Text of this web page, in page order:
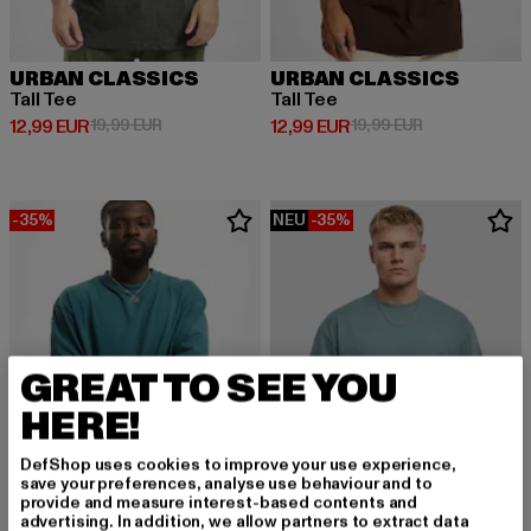
URBAN CLASSICS
Tall Tee
12,99 EUR
Derzeitiger Preis: 12,99 EUR
19,99 EURAktionspreis: 19,99 EUR
URBAN CLASSICS
Tall Tee
12,99 EUR
Derzeitiger Preis: 12,99 EUR
19,99 EURAktionspreis:
-35% NEU -35%
GREAT TO SEE YOU
HERE!
DefShop uses cookies to improve your use experience,
save your preferences, analyse use behaviour and to
provide and measure interest-based contents and
advertising. In addition, we allow partners to extract data